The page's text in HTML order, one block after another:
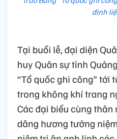
đình
Tại buổi lễ, đại diện
huy Quân sự tỉnh
“Tổ quốc ghi công” tới
trong không khí trang
Các đại biểu cùng thân
dâng hương tưởng